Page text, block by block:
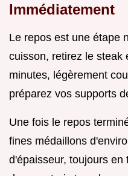
Immédiatement
Le repos est une étape
cuisson, retirez le steak
minutes, légèrement
préparez vos supports
Une fois le repos
fines médaillons
d'épaisseur, toujours